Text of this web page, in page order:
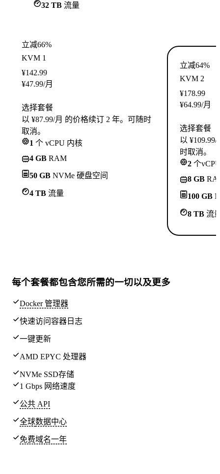
32 TB 流量
立减66%
KVM 1
¥142.99
¥47.99/月
选择套餐
以 ¥87.99/月 的价格续订 2 年。可随时
取消。
1 个 vCPU 内核
4 GB RAM
50 GB NVMe 硬盘空间
4 TB 流量
立减64%
KVM 2
¥178.99
¥64.99/月
选择套餐
以
时取消。
2 个
8 GB
100 GB
8 TB 流
每个套餐都包含您所需的一切以及更多
Docker 管理器
快速访问容器日志
一键更新
AMD EPYC 处理器
NVMe SSD存储
1 Gbps 网络速度
公共 API
全球数据中心
免费域名一年